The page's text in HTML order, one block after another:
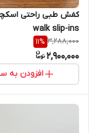
walk slip-ins
3,288,000
11%
2,900,000
افزودن به